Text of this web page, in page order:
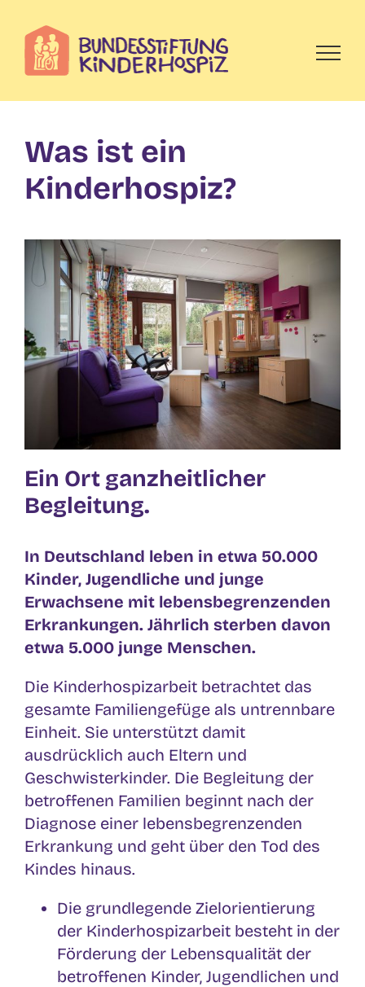
content
Was ist ein
Kinderhospiz?
Ein Ort ganzheitlicher
Begleitung.
In Deutschland leben in etwa 50.000
Kinder, Jugendliche und junge
Erwachsene mit lebensbegrenzenden
Erkrankungen. Jährlich sterben davon
etwa 5.000 junge Menschen.
Die Kinderhospizarbeit betrachtet das
gesamte Familiengefüge als untrennbare
Einheit. Sie unterstützt damit
ausdrücklich auch Eltern und
Geschwisterkinder. Die Begleitung der
betroffenen Familien beginnt nach der
Diagnose einer lebensbegrenzenden
Erkrankung und geht über den Tod des
Kindes hinaus.
Die grundlegende Zielorientierung
der Kinderhospizarbeit besteht in der
Förderung der Lebensqualität der
betroffenen Kinder, Jugendlichen und